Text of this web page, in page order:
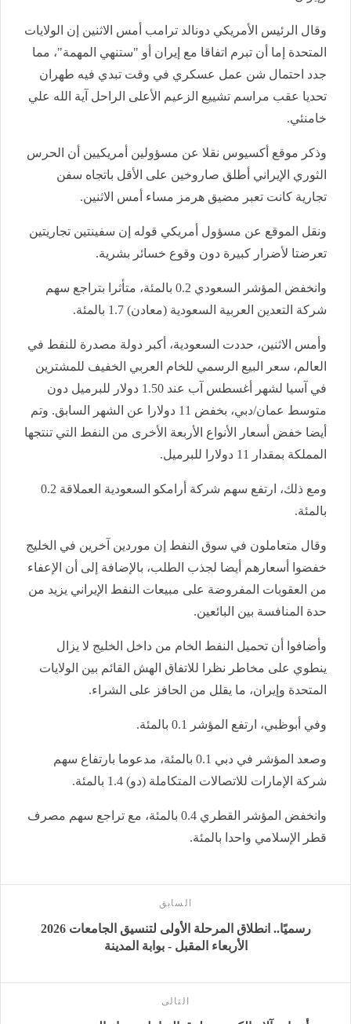
وقال الرئيس الأمريكي دونالد ترامب أمس الاثنين إن الولايات
المتحدة إما أن تبرم اتفاقا مع إيران أو "ستنهي المهمة"، مما
جدد احتمال شن عمل عسكري في وقت تبدي فيه طهران
تحديا عقب مراسم تشييع الزعيم الأعلى الراحل آية الله علي
خامنئي.
وذكر موقع أكسيوس نقلا عن مسؤولين أمريكيين أن الحرس
الثوري الإيراني أطلق صاروخين على الأقل باتجاه سفن
تجارية كانت تعبر مضيق هرمز مساء أمس الاثنين.
ونقل الموقع عن مسؤول أمريكي قوله إن سفينتين تجاريتين
تعرضتا لأضرار كبيرة دون وقوع خسائر بشرية.
وانخفض المؤشر السعودي 0.2 بالمئة، متأثرا بتراجع سهم
شركة التعدين العربية السعودية (معادن) 1.7 بالمئة.
وأمس الاثنين، حددت السعودية، أكبر دولة مصدرة للنفط في
العالم، سعر البيع الرسمي للخام العربي الخفيف للمشترين
في آسيا لشهر أغسطس آب عند 1.50 دولار للبرميل دون
متوسط عمان/دبي، بخفض 11 دولارا عن الشهر السابق. وتم
أيضا خفض أسعار الأنواع الأربعة الأخرى من النفط التي تنتجها
المملكة بمقدار 11 دولارا للبرميل.
ومع ذلك، ارتفع سهم شركة أرامكو السعودية العملاقة 0.2
بالمئة.
وقال متعاملون في سوق النفط إن موردين آخرين في الخليج
خفضوا أسعارهم أيضا لجذب الطلب، بالإضافة إلى أن الإعفاء
من العقوبات المفروضة على مبيعات النفط الإيراني يزيد من
حدة المنافسة بين البائعين.
وأضافوا أن تحميل النفط الخام من داخل الخليج لا يزال
ينطوي على مخاطر نظرا للاتفاق الهش القائم بين الولايات
المتحدة وإيران، ما يقلل من الحافز على الشراء.
وفي أبوظبي، ارتفع المؤشر 0.1 بالمئة.
وصعد المؤشر في دبي 0.1 بالمئة، مدعوما بارتفاع سهم
شركة الإمارات للاتصالات المتكاملة (دو) 1.4 بالمئة.
وانخفض المؤشر القطري 0.4 بالمئة، مع تراجع سهم مصرف
قطر الإسلامي واحدا بالمئة.
السابق
رسميًا.. انطلاق المرحلة الأولى لتنسيق الجامعات 2026
الأربعاء المقبل - بوابة المدينة
التالى